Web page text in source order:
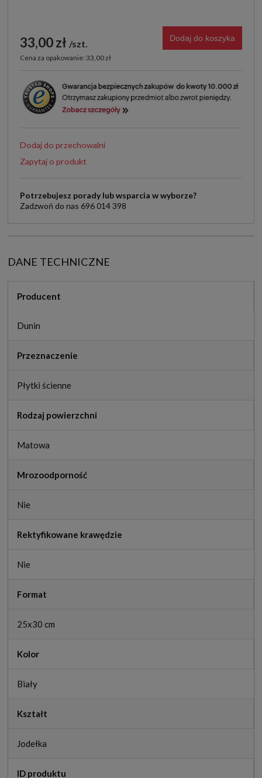
33,00 zł szt.
Cena za opakowanie: 33,00 zł
Dodaj do koszyka
Dodaj do przechowalni
Zapytaj o produkt
Potrzebujesz porady lub wsparcia w wyborze?
Zadzwoń do nas 696 014 398
DANE TECHNICZNE
Producent
Dunin
Przeznaczenie
Płytki ścienne
Rodzaj powierzchni
Matowa
Mrozoodporność
Nie
Rektyfikowane krawędzie
Nie
Format
25x30 cm
Kolor
Biały
Kształt
Jodełka
ID produktu